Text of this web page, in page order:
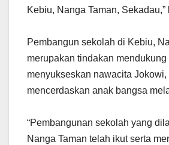
Kebiu, Nanga Taman,
Pembangun sekolah di Kebiu,
merupakan tindakan mendukung
menyukseskan nawacita Jokowi,
mencerdaskan anak bangsa
“Pembangunan sekolah yang
Nanga Taman telah ikut serta